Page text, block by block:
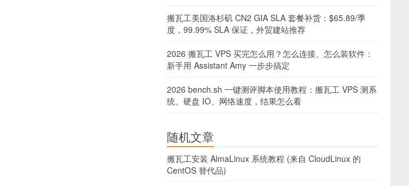
搬瓦工美国洛杉矶 CN2 GIA SLA 套餐补货：$65.89/季
度，99.99% SLA 保证，外贸建站推荐
2026 搬瓦工 VPS 买完怎么用？怎么连接、怎么装软件：
新手用 Assistant Amy 一步步搞定
2026 bench.sh 一键测评脚本使用教程：搬瓦工 VPS 测系
统、硬盘 IO、网络速度，结果怎么看
随机文章
搬瓦工安装 AlmaLinux 系统教程 (来自 CloudLinux 的
CentOS 替代品)